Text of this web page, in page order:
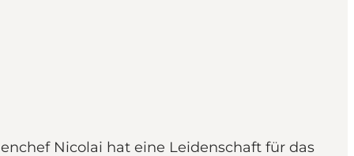
Nicolai hat eine Leidenschaft für das